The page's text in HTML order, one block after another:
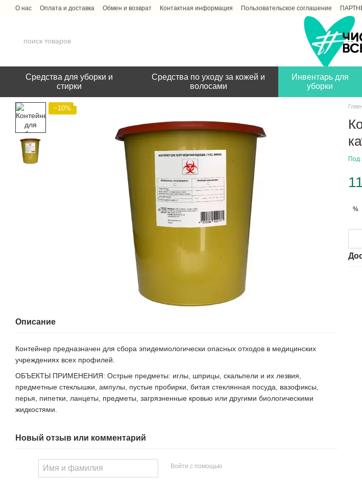
Перейти к основному контенту
О нас Оплата и доставка Обмен и возврат Контактная информация Пользовательское соглашение
Средства для уборки и
стирки
Средства по уходу за кожей и
волосами
Инвентарь для
уборки
−10%
Описание
Контейнер предназначен для сбора эпидемиологически опасных отходов в медицинских
учреждениях всех профилей.
ОБЪЕКТЫ ПРИМЕНЕНИЯ: Острые предметы: иглы, шприцы, скальпели и их лезвия,
предметные стеклышки, ампулы, пустые пробирки, битая стеклянная посуда, вазофиксы,
перья, пипетки, ланцеты, предметы, загрязненные кровью или другими биологическими
жидкостями.
Новый отзыв или комментарий
Войти с помощью
Под
%